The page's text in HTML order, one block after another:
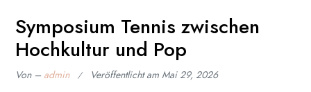
Symposium Tennis zwischen
Hochkultur und Pop
Von – admin Veröffentlicht amMai 29, 2026